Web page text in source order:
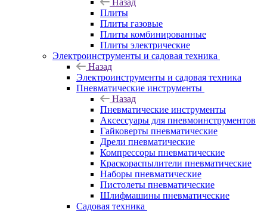
Назад
Плиты
Плиты газовые
Плиты комбинированные
Плиты электрические
Электроинструменты и садовая техника
Назад
Электроинструменты и садовая техника
Пневматические инструменты
Назад
Пневматические инструменты
Аксессуары для пневмоинструментов
Гайковерты пневматические
Дрели пневматические
Компрессоры пневматические
Краскораспылители пневматические
Наборы пневматические
Пистолеты пневматические
Шлифмашины пневматические
Садовая техника